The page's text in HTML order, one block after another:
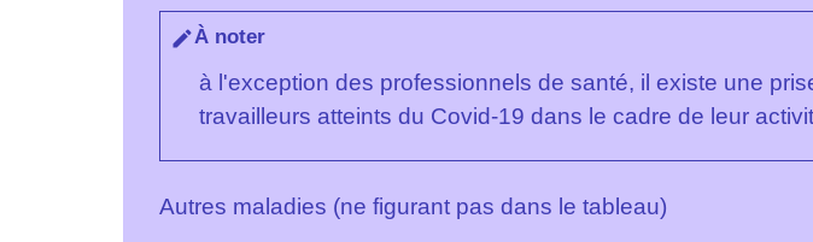
editÀ noter
à l'exception des professionnels de santé, il existe une
travailleurs atteints du Covid-19 dans le cadre de leur
Autres maladies (ne figurant pas dans le tableau)